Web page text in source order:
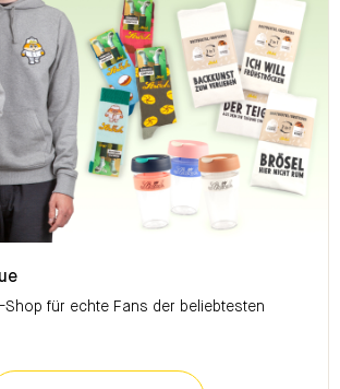
Shop für echte Fans der beliebtesten